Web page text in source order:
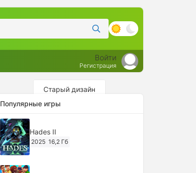
Войти
Регистрация
Старый дизайн
Популярные игры
Hades II
2025 16,2 Гб